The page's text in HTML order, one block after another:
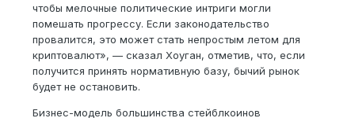
чтобы мелочные политические интриги могли
помешать прогрессу. Если законодательство
провалится, это может стать непростым летом для
криптовалют», — сказал Хоуган, отметив, что, если
получится принять нормативную базу, бычий рынок
будет не остановить.
Бизнес-модель большинства стейблкоинов